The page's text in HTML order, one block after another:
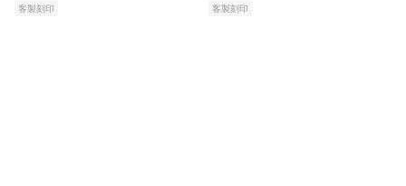
客製刻印 客製刻印